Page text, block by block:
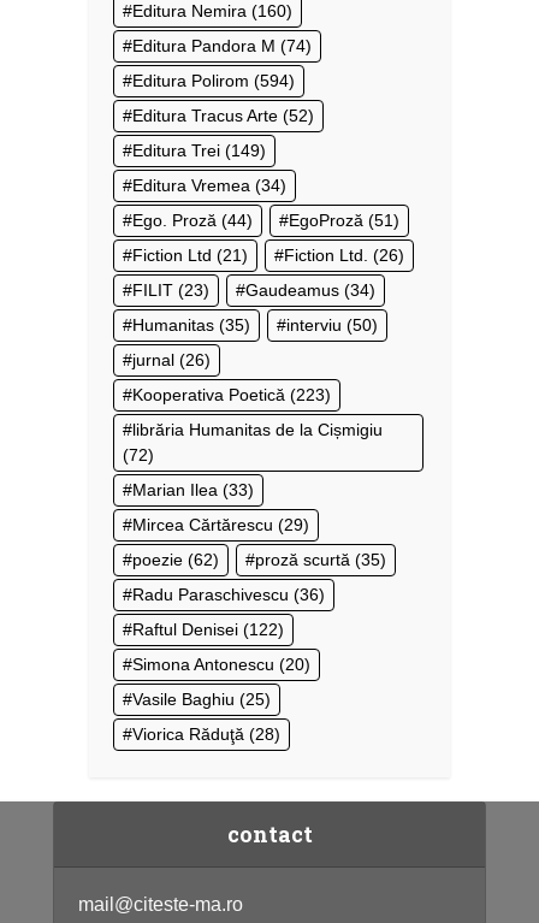
Editura Nemira (160)
Editura Pandora M (74)
Editura Polirom (594)
Editura Tracus Arte (52)
Editura Trei (149)
Editura Vremea (34)
Ego. Proză (44) EgoProză (51)
Fiction Ltd (21) Fiction Ltd. (26)
FILIT (23) Gaudeamus (34)
Humanitas (35) interviu (50)
jurnal (26)
Kooperativa Poetică (223)
librăria Humanitas de la Cișmigiu
(72)
Marian Ilea (33)
Mircea Cărtărescu (29)
poezie (62) proză scurtă (35)
Radu Paraschivescu (36)
Raftul Denisei (122)
Simona Antonescu (20)
Vasile Baghiu (25)
Viorica Răduţă (28)
contact
mail@citeste-ma.ro